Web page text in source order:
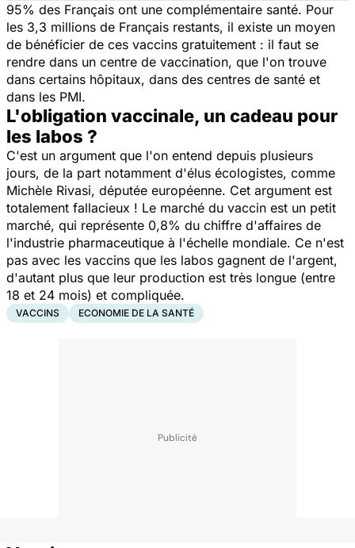
95% des Français ont une complémentaire santé. Pour
les 3,3 millions de Français restants, il existe un moyen
de bénéficier de ces vaccins gratuitement : il faut se
rendre dans un centre de vaccination, que l'on trouve
dans certains hôpitaux, dans des centres de santé et
dans les PMI.
L'obligation vaccinale, un cadeau pour
les labos ?
C'est un argument que l'on entend depuis plusieurs
jours, de la part notamment d'élus écologistes, comme
Michèle Rivasi, députée européenne. Cet argument est
totalement fallacieux ! Le marché du vaccin est un petit
marché, qui représente 0,8% du chiffre d'affaires de
l'industrie pharmaceutique à l'échelle mondiale. Ce n'est
pas avec les vaccins que les labos gagnent de l'argent,
d'autant plus que leur production est très longue (entre
18 et 24 mois) et compliquée.
VACCINS ECONOMIE DE LA SANTÉ